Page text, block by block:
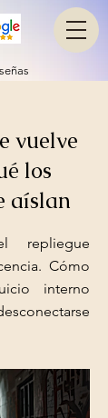
vuelve
los
aíslan
repliegue
Cómo
interno